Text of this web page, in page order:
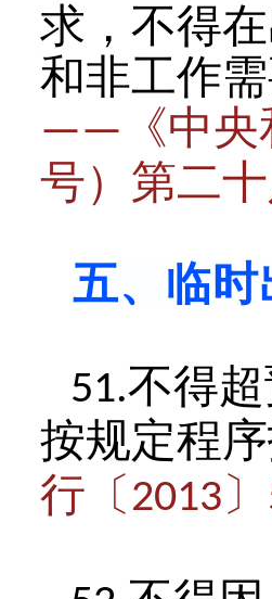
求，不得
和非工作
——
《中
号）第二
五、临时
51.不得
按规定程序
行〔 2013 〕